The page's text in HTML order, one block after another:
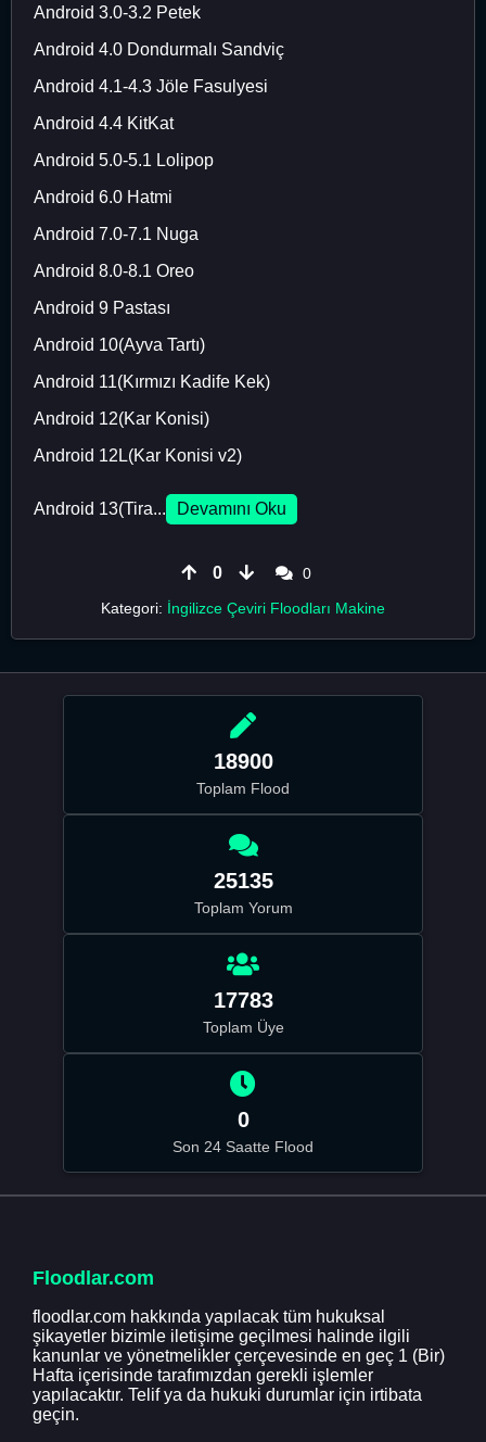
Android 3.0-3.2 Petek
Android 4.0 Dondurmalı Sandviç
Android 4.1-4.3 Jöle Fasulyesi
Android 4.4 KitKat
Android 5.0-5.1 Lolipop
Android 6.0 Hatmi
Android 7.0-7.1 Nuga
Android 8.0-8.1 Oreo
Android 9 Pastası
Android 10(Ayva Tartı)
Android 11(Kırmızı Kadife Kek)
Android 12(Kar Konisi)
Android 12L(Kar Konisi v2)
Android 13(Tira... Devamını Oku
0
0
Kategori: İngilizce Çeviri Floodları Makine
18900
Toplam Flood
25135
Toplam Yorum
17783
Toplam Üye
0
Son 24 Saatte Flood
Floodlar.com
floodlar.com hakkında yapılacak tüm hukuksal
şikayetler bizimle iletişime geçilmesi halinde ilgili
kanunlar ve yönetmelikler çerçevesinde en geç 1 (Bir)
Hafta içerisinde tarafımızdan gerekli işlemler
yapılacaktır. Telif ya da hukuki durumlar için irtibata
geçin.